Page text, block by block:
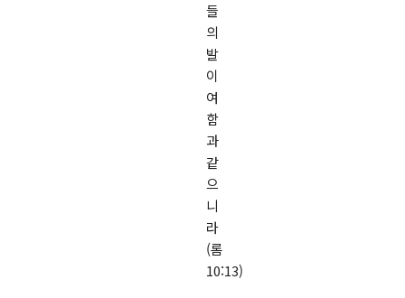
들
의
발
이
여
함
과
같
으
니
라
(롬
10:13)